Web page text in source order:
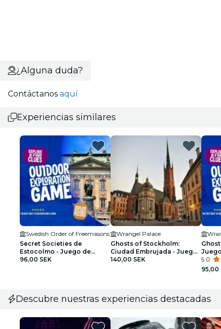
¿Alguna duda?
Contáctanos aquí
Experiencias similares
Swedish Order of Freemasons
Secret Societies de
Estocolmo - Juego de
exploración al aire libre
96,00 SEK
Wrangel Palace
Ghosts of Stockholm:
Ciudad Embrujada - Juego
de Exploración
140,00 SEK
aire
5.0
95,00
Descubre nuestras experiencias destacadas